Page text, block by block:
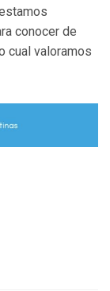
conocer de
cual valoramos